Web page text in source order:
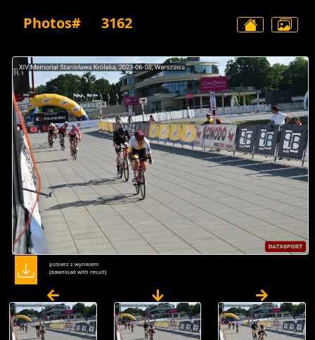
Photos# 3162
pobierz z wynikiem
(dawnload with result)